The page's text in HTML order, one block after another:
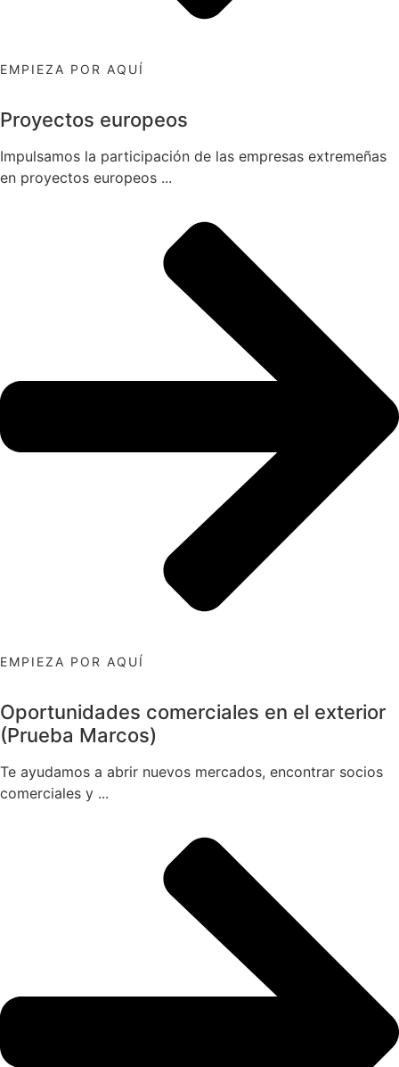
EMPIEZA POR AQUÍ
Proyectos europeos
Impulsamos la participación de las empresas extremeñas
en proyectos europeos ...
EMPIEZA POR AQUÍ
Oportunidades comerciales en el exterior
(Prueba Marcos)
Te ayudamos a abrir nuevos mercados, encontrar socios
comerciales y ...